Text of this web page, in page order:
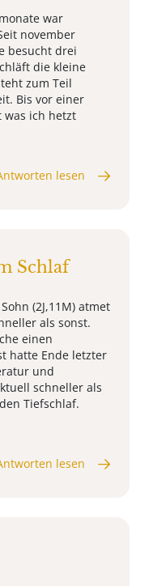
war
november
besucht drei
die kleine
zum Teil
Bis vor einer
was ich hetzt
lesen
Schlaf
(2J,11M) atmet
als sonst.
einen
hatte Ende letzter
und
schneller als
Tiefschlaf.
lesen